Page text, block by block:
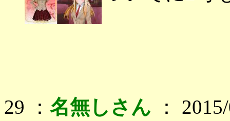
29 ： 名無しさん ：